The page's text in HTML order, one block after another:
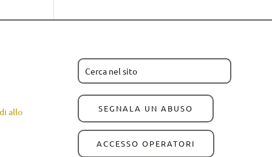
allo SEGNALA UN ABUSO
ACCESSO OPERATORI